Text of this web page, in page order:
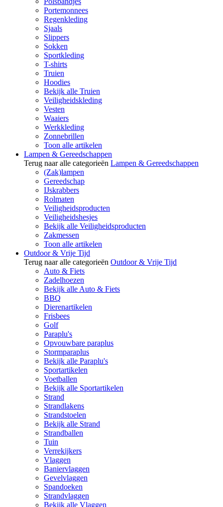
Portemonnees
Regenkleding
Sjaals
Slippers
Sokken
Sportkleding
T-shirts
Truien
Hoodies
Bekijk alle Truien
Veiligheidskleding
Vesten
Waaiers
Werkkleding
Zonnebrillen
Toon alle artikelen
Lampen & Gereedschappen
Terug naar alle categorieën Lampen & Gereedschappen
(Zak)lampen
Gereedschap
IJskrabbers
Rolmaten
Veiligheidsproducten
Veiligheidshesjes
Bekijk alle Veiligheidsproducten
Zakmessen
Toon alle artikelen
Outdoor & Vrije Tijd
Terug naar alle categorieën Outdoor & Vrije Tijd
Auto & Fiets
Zadelhoezen
Bekijk alle Auto & Fiets
BBQ
Dierenartikelen
Frisbees
Golf
Paraplu's
Opvouwbare paraplus
Stormparaplus
Bekijk alle Paraplu's
Sportartikelen
Voetballen
Bekijk alle Sportartikelen
Strand
Strandlakens
Strandstoelen
Bekijk alle Strand
Strandballen
Tuin
Verrekijkers
Vlaggen
Baniervlaggen
Gevelvlaggen
Spandoeken
Strandvlaggen
Bekijk alle Vlaggen